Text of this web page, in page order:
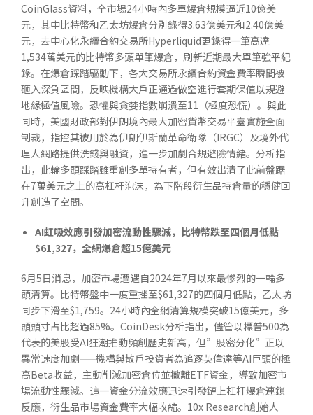
CoinGlass資料，全市場24小時內多單爆倉規模逼近10億美
元，其中比特幣和乙太坊爆倉分別錄得3.63億美元和2.40億美
元，去中心化永續合約交易所Hyperliquid更錄得一筆高達
1,534萬美元的比特幣多頭單筆爆倉，刷新近期最大單筆強平紀
錄。在爆倉踩踏驅動下，各大交易所永續合約資金費率瞬間被
砸入深負區間，反映機構大戶正通過做空進行套期保值以規避
地緣極值風險。恐懼與貪婪指數崩潰至11（極度恐慌）。與此
同時，美國財政部對伊朗境內最大加密貨幣交易平臺實施全面
制裁，指控其被用於為伊朗伊斯蘭革命衛隊（IRGC）及境外代
理人網路提供洗錢與融資，進一步加劇合規避險情緒。分析指
出，此輪多頭踩踏雖重創多單持有者，但有效出清了此前盤踞
在7萬美元之上的高杠杆泡沫，為下階段衍生品持倉量的穩健回
升創造了空間。
AI虹吸效應引發加密流動性驟減，比特幣跌至四個月低點
$61,327，全網爆倉超15億美元
6月5日消息，加密市場遭遇自2024年7月以來最慘烈的一輪多
頭清算。比特幣盤中一度重挫至$61,327的四個月低點，乙太坊
同步下滑至$1,759。24小時內全網清算規模突破15億美元，多
頭頭寸占比超過85%。CoinDesk分析指出，儘管以標普500為
代表的美股受AI狂潮推動頻創歷史新高，但”股密分化”正以
異常速度加劇——機構與散戶投資者為追逐英偉達等AI巨頭的極
高Beta收益，主動削減加密倉位並撤離ETF資金，導致加密市
場流動性驟減。這一資金分流效應迅速引發鏈上杠杆爆倉連鎖
反應，衍生品市場資金費率大幅收縮。10x Research創始人